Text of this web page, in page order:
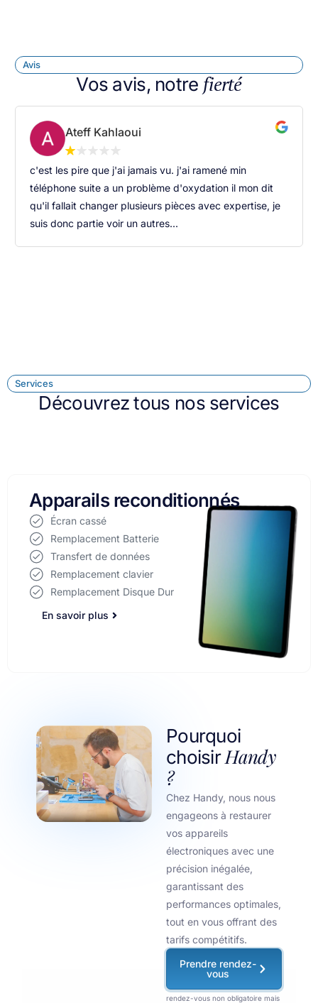
Avis
Vos avis, notre fierté
Ateff Kahlaoui
c'est les pire que j'ai jamais vu. j'ai ramené min
téléphone suite a un problème d'oxydation il mon dit
qu'il fallait changer plusieurs pièces avec expertise, je
suis donc partie voir un autres...
Services
Découvrez tous nos services
Réparation d'ordinateurs
Écran cassé
Remplacement Batterie
Transfert de données
Remplacement clavier
Remplacement Disque Dur
Pourquoi
choisir Handy
?
Chez Handy, nous nous
engageons à restaurer
vos appareils
électroniques avec une
précision inégalée,
garantissant des
performances optimales,
tout en vous offrant des
tarifs compétitifs.
Prendre rendez-
vous
rendez-vous non obligatoire mais